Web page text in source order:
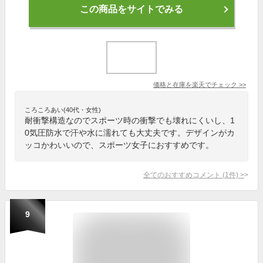
この商品をサイトでみる
価格と在庫を楽天でチェック >>
ころころあい(40代・女性)
耐衝撃構造なのでスポーツ時の衝撃でも壊れにくいし、1
0気圧防水で汗や水に濡れても大丈夫です。デザインがカ
ッコかわいいので、スポーツ女子におすすめです。
全てのおすすめコメント (1 件) >
9